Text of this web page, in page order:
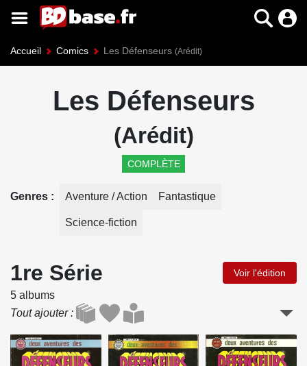
Accueil Comics Les Défenseurs (Arédit)
Les Défenseurs
(Arédit)
COMPLÈTE
Genres Aventure / Action Fantastique
Science-fiction
1re Série Voir l'édition
5 albums
Tout ajouter